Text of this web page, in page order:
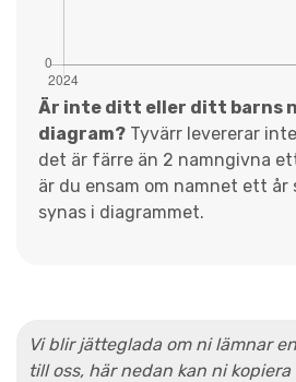
Är inte ditt eller ditt barns
diagram? Tyvärr levererar
det är färre än 2 namngivna
är du ensam om namnet ett år
synas i diagrammet.
Vi blir jätteglada om ni lämnar
till oss, här nedan kan ni